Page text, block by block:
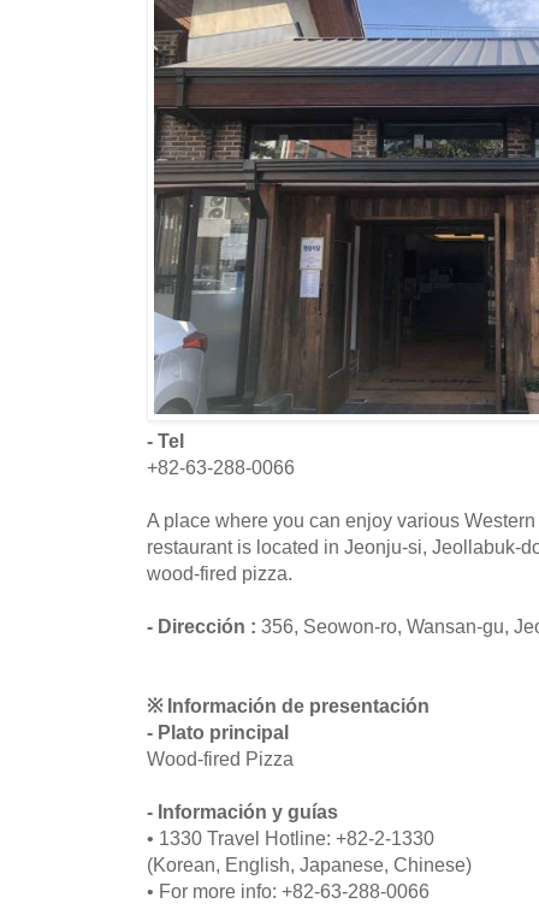
- Tel
+82-63-288-0066
A place where you can enjoy various
restaurant is located in Jeonju-si, Jeollabuk-
wood-fired pizza.
- Dirección : 356, Seowon-ro, Wansan-gu,
※ Información de presentación
- Plato principal
Wood-fired Pizza
- Información y guías
• 1330 Travel Hotline: +82-2-1330
(Korean, English, Japanese, Chinese)
• For more info: +82-63-288-0066